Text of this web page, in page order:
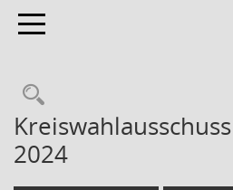
Toggle navigation
Rechercheauswahl
2024